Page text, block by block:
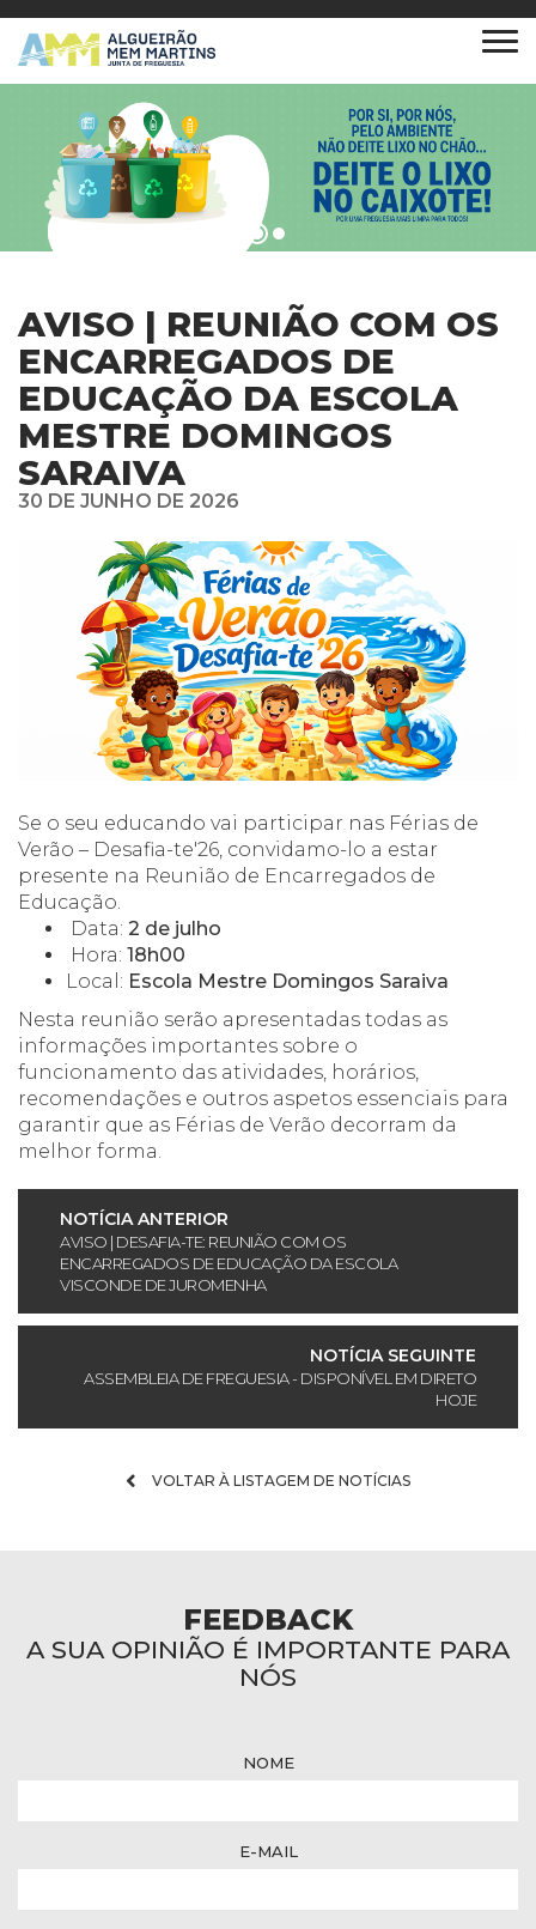
AVISO | REUNIÃO COM OS
ENCARREGADOS DE
EDUCAÇÃO DA ESCOLA
MESTRE DOMINGOS
SARAIVA
30 DE JUNHO DE 2026
Se o seu educando vai participar nas Férias de
Verão – Desafia-te'26, convidamo-lo a estar
presente na Reunião de Encarregados de
Educação.
Data: 2 de julho
Hora: 18h00
Local: Escola Mestre Domingos Saraiva
Nesta reunião serão apresentadas todas as
informações importantes sobre o
funcionamento das atividades, horários,
recomendações e outros aspetos essenciais para
garantir que as Férias de Verão decorram da
melhor forma.
NOTÍCIA ANTERIOR
AVISO | DESAFIA-TE: REUNIÃO COM OS
ENCARREGADOS DE EDUCAÇÃO DA ESCOLA
VISCONDE DE JUROMENHA
NOTÍCIA SEGUINTE
ASSEMBLEIA DE FREGUESIA - DISPONÍVEL EM DIRETO
HOJE
VOLTAR À LISTAGEM DE NOTÍCIAS
FEEDBACK
A SUA OPINIÃO É IMPORTANTE PARA
NÓS
NOME
E-MAIL